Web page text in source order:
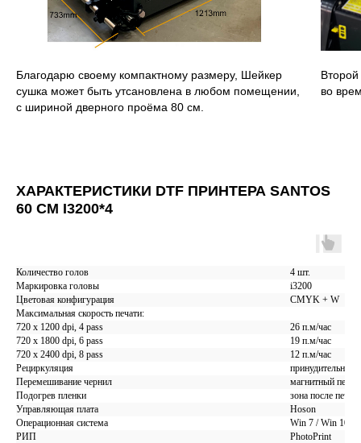
Благодарю своему компактному размеру, Шейкер
сушка может быть утсановлена в любом помещении,
с шириной дверного проёма 80 см.
во
ХАРАКТЕРИСТИКИ DTF ПРИНТЕРА SANTOS
60 СМ I3200*4
Количество голов
4 шт.
Маркировка головы
i3200
Цветовая конфигурация
CMYK + W
Максимальная скорость печати:
720 x 1200 dpi, 4 pass
26 п.м/час
720 x 1800 dpi, 6 pass
19 п.м/час
720 x 2400 dpi, 8 pass
12 п.м/час
Рециркуляция
принудительная
Перемешивание чернил
магнитный
Подогрев пленки
зона после
Управляющая плата
Hoson
Операционная система
Win 7 / Win 10
РИП
PhotoPrint